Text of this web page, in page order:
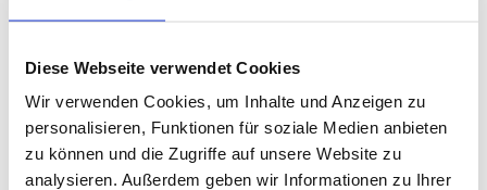
Diese Webseite verwendet Cookies
Wir verwenden Cookies, um Inhalte und Anzeigen zu
personalisieren, Funktionen für soziale Medien anbieten
zu können und die Zugriffe auf unsere Website zu
analysieren. Außerdem geben wir Informationen zu Ihrer
Nicht auf Lager
Print